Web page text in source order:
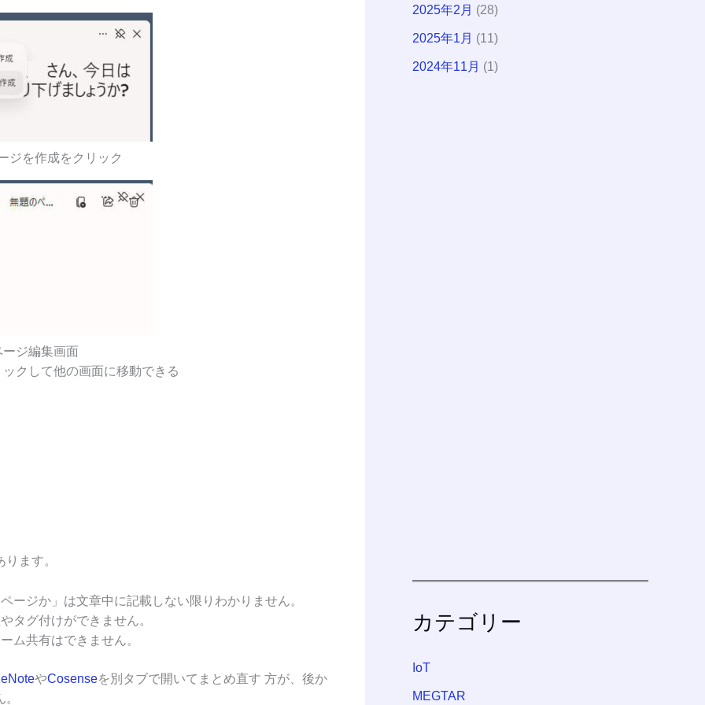
ジを作成をクリック
ージ編集画面
クして他の画面に移動できる
ます。
ージか」は文章中に記載しない限りわかりません。
タグ付けができません。
ム共有はできません。
やCosenseを別タブで開いてまとめ直す 方が、後か
2025年2月 (28)
2025年1月 (11)
2024年11月 (1)
カテゴリー
IoT
MEGTAR